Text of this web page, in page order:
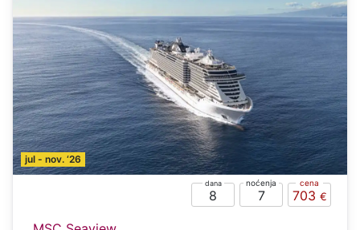
jul - nov. ‘26
8 7 703